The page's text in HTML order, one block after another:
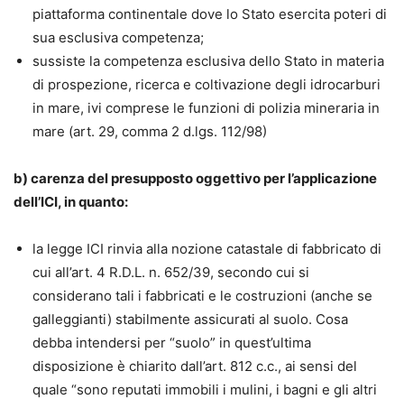
piattaforma continentale dove lo Stato esercita poteri di
sua esclusiva competenza;
sussiste la competenza esclusiva dello Stato in materia
di prospezione, ricerca e coltivazione degli idrocarburi
in mare, ivi comprese le funzioni di polizia mineraria in
mare (art. 29, comma 2 d.lgs. 112/98)
b) carenza del presupposto oggettivo per l’applicazione
dell’ICI, in quanto:
la legge ICI rinvia alla nozione catastale di fabbricato di
cui all’art. 4 R.D.L. n. 652/39, secondo cui si
considerano tali i fabbricati e le costruzioni (anche se
galleggianti) stabilmente assicurati al suolo. Cosa
debba intendersi per “suolo” in quest’ultima
disposizione è chiarito dall’art. 812 c.c., ai sensi del
quale “sono reputati immobili i mulini, i bagni e gli altri